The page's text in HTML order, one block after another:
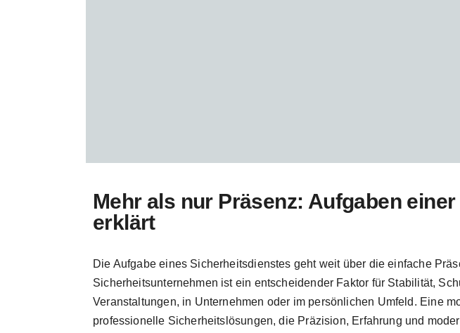
Mehr als nur Präsenz: Aufgaben
erklärt
Die Aufgabe eines Sicherheitsdienstes geht weit über die einfache
Sicherheitsunternehmen ist ein entscheidender Faktor für Stabilität,
Veranstaltungen, in Unternehmen oder im persönlichen Umfeld. Eine
professionelle Sicherheitslösungen, die Präzision, Erfahrung und